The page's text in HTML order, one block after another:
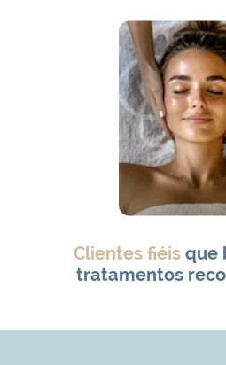
Clientes fiéisque
tratamentos